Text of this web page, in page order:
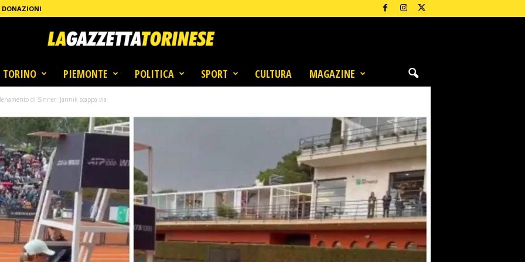
DONAZIONI
TORINO PIEMONTE POLITICA SPORT CULTURA MAGAZINE
di Sinner: Jannik scappa via